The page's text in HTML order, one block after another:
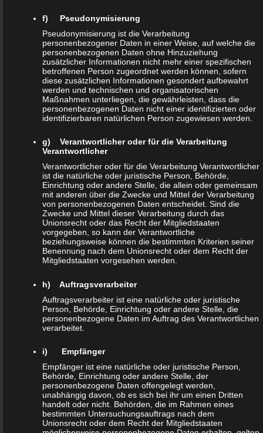
einer Kennung wie einem Namen, zu einer Kennnummer, zu
Standortdaten, zu einer Online-Kennung oder zu einem oder
mehreren besonderen Merkmalen, die Ausdruck der
physischen, physiologischen, genetischen, psychischen,
wirtschaftlichen, kulturellen oder sozialen Identität dieser
natürlichen Person sind, identifiziert werden kann.
b) betroffene Person
Betroffene Person ist jede identifizierte oder identifizierbare
natürliche Person, deren personenbezogene Daten von
dem für die Verarbeitung Verantwortlichen verarbeitet
werden.
c) Verarbeitung
Verarbeitung ist jeder mit oder ohne Hilfe automatisierter
Verfahren ausgeführte Vorgang oder jede solche
Vorgangsreihe im Zusammenhang mit personenbezogenen
Daten wie das Erheben, das Erfassen, die Organisation, das
Ordnen, die Speicherung, die Anpassung oder Veränderung,
das Auslesen, das Abfragen, die Verwendung, die
andere Form der Bereitstellung, den Abgleich oder die
Verknüpfung, die Einschränkung, das Löschen oder die
Vernichtung.
d) Einschränkung der Verarbeitung
f) Pseudonymisierung
Pseudonymisierung ist die Verarbeitung
personenbezogener Daten in einer Weise, auf welche die
personenbezogenen Daten ohne Hinzuziehung
zusätzlicher Informationen nicht mehr einer spezifischen
betroffenen Person zugeordnet werden können, sofern
diese zusätzlichen Informationen gesondert aufbewahrt
werden und technischen und organisatorischen
Maßnahmen unterliegen, die gewährleisten, dass die
personenbezogenen Daten nicht einer identifizierten oder
identifizierbaren natürlichen Person zugewiesen werden.
g) Verantwortlicher oder für die Verarbeitung
Verantwortlicher
Verantwortlicher oder für die Verarbeitung Verantwortlicher
ist die natürliche oder juristische Person, Behörde,
Einrichtung oder andere Stelle, die allein oder gemeinsam
mit anderen über die Zwecke und Mittel der Verarbeitung
von personenbezogenen Daten entscheidet. Sind die
Zwecke und Mittel dieser Verarbeitung durch das
Unionsrecht oder das Recht der Mitgliedstaaten
vorgegeben, so kann der Verantwortliche
beziehungsweise können die bestimmten Kriterien seiner
Benennung nach dem Unionsrecht oder dem Recht der
Mitgliedstaaten vorgesehen werden.
h) Auftragsverarbeiter
Auftragsverarbeiter ist eine natürliche oder juristische
Person, Behörde, Einrichtung oder andere Stelle, die
personenbezogene Daten im Auftrag des Verantwortlichen
verarbeitet.
i) Empfänger
Empfänger ist eine natürliche oder juristische Person,
Behörde, Einrichtung oder andere Stelle, der
personenbezogene Daten offengelegt werden,
unabhängig davon, ob es sich bei ihr um einen Dritten
handelt oder nicht. Behörden, die im Rahmen eines
bestimmten Untersuchungsauftrags nach dem
Unionsrecht oder dem Recht der Mitgliedstaaten